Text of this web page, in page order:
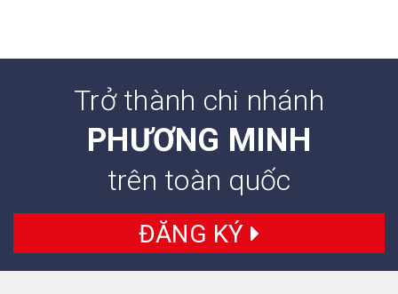
Trở thành chi nhánh
PHƯƠNG MINH
trên toàn quốc
ĐĂNG KÝ